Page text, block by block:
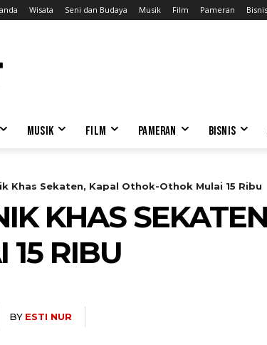
Wisata Seni dan Budaya Musik Film Pameran Bisnis
MUSIK FILM PAMERAN BISNIS
Khas Sekaten, Kapal Othok-Othok Mulai 15 Ribu
KHAS
15 RIBU
BY ESTI NUR